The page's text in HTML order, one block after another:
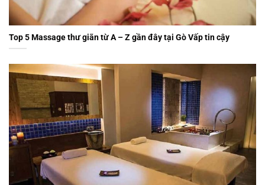
Top 5 Massage thư giãn từ A – Z gần đây tại Gò Vấp tin cậy